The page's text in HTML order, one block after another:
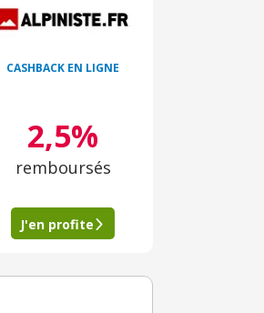
CASHBACK EN LIGNE
2,5%
remboursés
J'en profite